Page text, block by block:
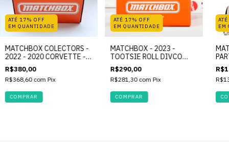
ATÉ 17% OFF
EM QUANTIDADE
MATCHBOX COLECTORS -
2022 - 2020 CORVETTE -
GULF
R$380,00
R$368,60 com Pix
ATÉ 17% OFF
EM QUANTIDADE
MATCHBOX - 2023 -
TOOTSIE ROLL DIVCO
MILK TRUCK
R$290,00
R$281,30 com Pix
EM